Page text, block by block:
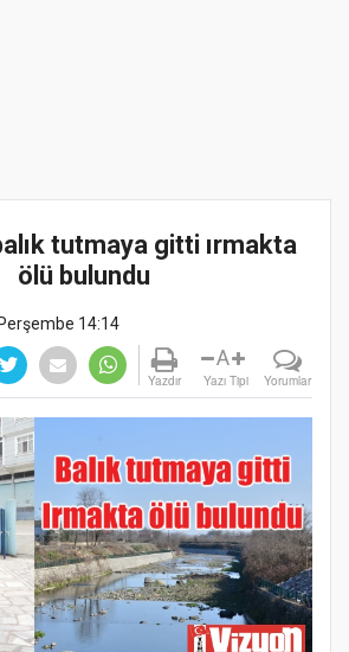
tutmaya gitti ırmakta
ölü bulundu
14:14
Yazdır
A
Yazı Tipi Yorumlar